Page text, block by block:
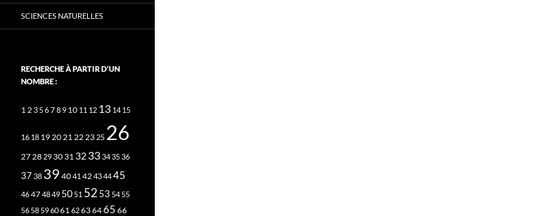
SCIENCES NATURELLES
RECHERCHE À PARTIR D’UN
NOMBRE :
1 23 56789 10 11 12 13 14 15
16 18 1920212223 25 26
27 28 293031 3233343536
37 38 39 4041 42434445
46474849 50 51 52 53 54 55
56 58 596061 62636465 66